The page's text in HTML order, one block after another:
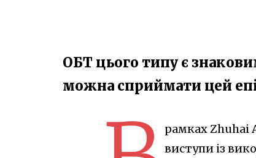
ОБТ цього типу є
можна сприймати цей
рамках Zhuhai
виступи із